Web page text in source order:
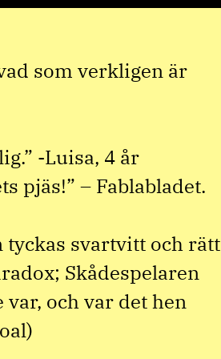
som verkligen är
-Luisa, 4 år
pjäs!” – Fablabladet.
tyckas svartvitt och rätt
Skådespelaren
och var det hen